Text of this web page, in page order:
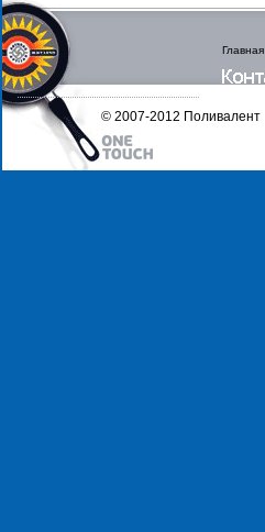
Главная
© 2007-2012 Поливалент